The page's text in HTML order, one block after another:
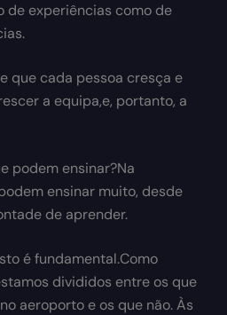
de experiências como de
que cada pessoa cresça e
a equipa,e, portanto, a
podem ensinar?Na
ensinar muito, desde
de aprender.
é fundamental.Como
divididos entre os que
aeroporto e os que não. Às